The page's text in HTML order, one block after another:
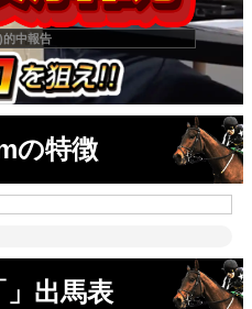
的中報告
の特徴
」出馬表